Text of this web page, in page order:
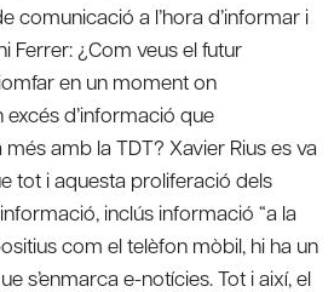
comunicació a l’hora d’informar i
Ferrer: ¿Com veus el futur
en un moment on
d’informació que
amb la TDT? Xavier Rius es va
tot i aquesta proliferació dels
inclús informació “a la
com el telèfon mòbil, hi ha un
s’enmarca e-notícies. Tot i així, el